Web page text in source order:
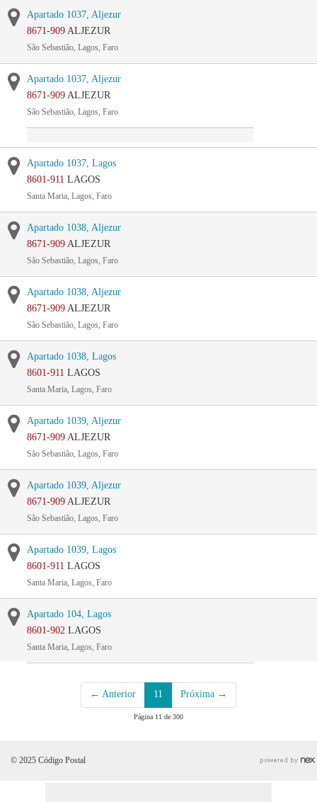
Apartado 1037, Aljezur
8671-909 ALJEZUR
São Sebastião, Lagos, Faro
Apartado 1037, Aljezur
8671-909 ALJEZUR
São Sebastião, Lagos, Faro
Apartado 1037, Lagos
8601-911 LAGOS
Santa Maria, Lagos, Faro
Apartado 1038, Aljezur
8671-909 ALJEZUR
São Sebastião, Lagos, Faro
Apartado 1038, Aljezur
8671-909 ALJEZUR
São Sebastião, Lagos, Faro
Apartado 1038, Lagos
8601-911 LAGOS
Santa Maria, Lagos, Faro
Apartado 1039, Aljezur
8671-909 ALJEZUR
São Sebastião, Lagos, Faro
Apartado 1039, Aljezur
8671-909 ALJEZUR
São Sebastião, Lagos, Faro
Apartado 1039, Lagos
8601-911 LAGOS
Santa Maria, Lagos, Faro
Apartado 104, Lagos
8601-902 LAGOS
Santa Maria, Lagos, Faro
← Anterior 11 Próxima →
Página 11 de 300
© 2025 Código Postal